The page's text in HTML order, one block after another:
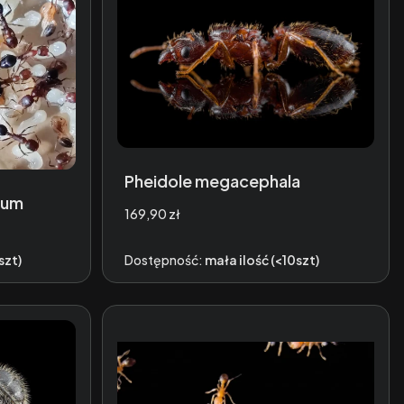
Pheidole megacephala
Cena
169,90 zł
Dostępność: mała ilość (<10szt)